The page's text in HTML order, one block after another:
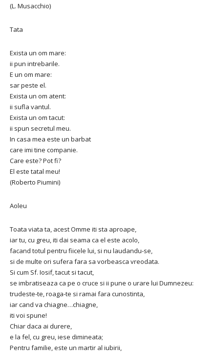
(L. Musacchio)
Tata
Exista un om mare:
ii pun intrebarile.
E un om mare:
sar peste el.
Exista un om atent:
ii sufla vantul.
Exista un om tacut:
ii spun secretul meu.
In casa mea este un barbat
care imi tine companie.
Care este? Pot fi?
El este tatal meu!
(Roberto Piumini)
Aoleu
Toata viata ta, acest Omme iti sta aproape,
iar tu, cu greu, iti dai seama ca el este acolo,
facand totul pentru fiicele lui, si nu laudandu-se,
si de multe ori sufera fara sa vorbeasca vreodata.
Si cum Sf. Iosif, tacut si tacut,
se imbratiseaza ca pe o cruce si ii pune o urare lui Dumnezeu:
trudeste-te, roaga-te si ramai fara cunostinta,
iar cand va chiagne…chiagne,
iti voi spune!
Chiar daca ai durere,
e la fel, cu greu, iese dimineata;
Pentru familie, este un martir al iubirii,